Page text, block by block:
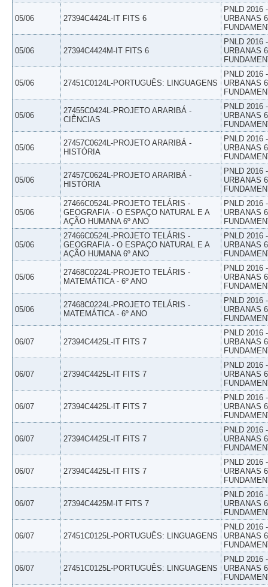
05/06 27394C4424L-IT FITS 6
PNLD 2016
URBANAS
05/06 27394C4424M-IT FITS 6
PNLD 2016
URBANAS
05/06 27451C0124L-PORTUGUÊS: LINGUAGENS
PNLD 2016
URBANAS
05/06
27455C0424L-PROJETO ARARIBÁ -
CIÊNCIAS
PNLD 2016
URBANAS
05/06
27457C0624L-PROJETO ARARIBÁ -
HISTÓRIA
PNLD 2016
URBANAS
05/06
27457C0624L-PROJETO ARARIBÁ -
HISTÓRIA
PNLD 2016
URBANAS
05/06
27466C0524L-PROJETO TELÁRIS -
GEOGRAFIA - O ESPAÇO NATURAL E A
AÇÃO HUMANA 6º ANO
PNLD 2016
URBANAS
05/06
27466C0524L-PROJETO TELÁRIS -
GEOGRAFIA - O ESPAÇO NATURAL E A
AÇÃO HUMANA 6º ANO
PNLD 2016
URBANAS
05/06
27468C0224L-PROJETO TELÁRIS -
MATEMÁTICA - 6º ANO
PNLD 2016
URBANAS
05/06
27468C0224L-PROJETO TELÁRIS -
MATEMÁTICA - 6º ANO
PNLD 2016
URBANAS
06/07 27394C4425L-IT FITS 7
PNLD 2016
URBANAS
06/07 27394C4425L-IT FITS 7
PNLD 2016
URBANAS
06/07 27394C4425L-IT FITS 7
PNLD 2016
URBANAS
06/07 27394C4425L-IT FITS 7
PNLD 2016
URBANAS
06/07 27394C4425L-IT FITS 7
PNLD 2016
URBANAS
06/07 27394C4425M-IT FITS 7
PNLD 2016
URBANAS
06/07 27451C0125L-PORTUGUÊS: LINGUAGENS
PNLD 2016
URBANAS
06/07 27451C0125L-PORTUGUÊS: LINGUAGENS
PNLD 2016
URBANAS